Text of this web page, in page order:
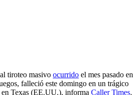
tiroteo masivo ocurrido el mes pasado en
falleció este domingo en un trágico
Texas (EE.UU.), informa Caller Times.